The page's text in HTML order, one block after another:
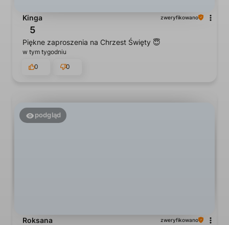
Kinga zweryfikowano
5
Piękne zaproszenia na Chrzest Święty 😇
w tym tygodniu
0
0
podgląd
Roksana zweryfikowano